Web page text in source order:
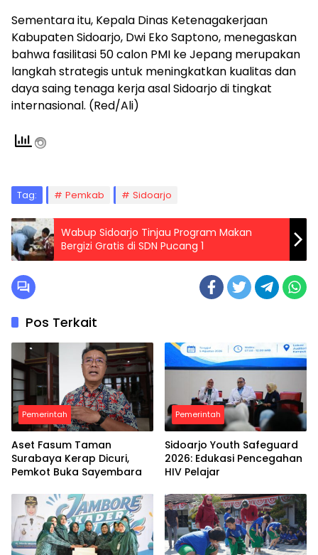
Sementara itu, Kepala Dinas Ketenagakerjaan
Kabupaten Sidoarjo, Dwi Eko Saptono, menegaskan
bahwa fasilitasi 50 calon PMI ke Jepang merupakan
langkah strategis untuk meningkatkan kualitas dan
daya saing tenaga kerja asal Sidoarjo di tingkat
internasional. (Red/Ali)
Tag: Pemkab Sidoarjo
Wabup Sidoarjo Tinjau Program Makan
Bergizi Gratis di SDN Pucang 1
Pos Terkait
Pemerintah
Aset Fasum Taman
Surabaya Kerap Dicuri,
Pemkot Buka Sayembara
Pemerintah
Sidoarjo Youth Safeguard
2026: Edukasi Pencegahan
HIV Pelajar